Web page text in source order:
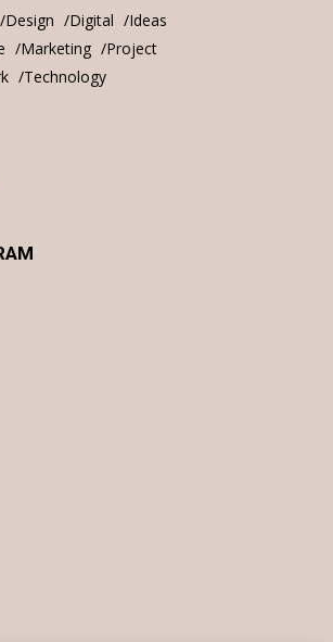
Design Digital
Ideas
Marketing
Project
Technology